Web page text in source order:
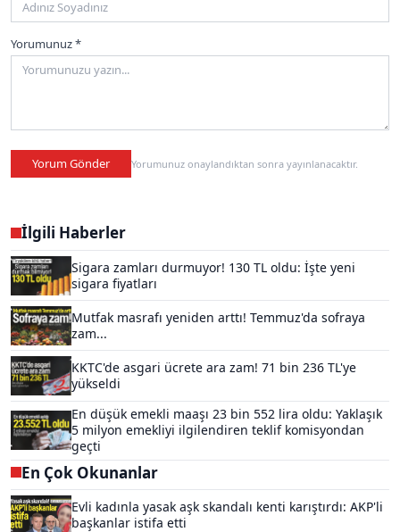
Yorumunuz *
Yorum Gönder Yorumunuz onaylandıktan sonra yayınlanacaktır.
İlgili Haberler
Sigara zamları durmuyor! 130 TL oldu: İşte yeni
sigara fiyatları
Mutfak masrafı yeniden arttı! Temmuz'da sofraya
zam...
KKTC'de asgari ücrete ara zam! 71 bin 236 TL'ye
yükseldi
En düşük emekli maaşı 23 bin 552 lira oldu: Yaklaşık
5 milyon emekliyi ilgilendiren teklif komisyondan
geçti
En Çok Okunanlar
Evli kadınla yasak aşk skandalı kenti karıştırdı: AKP'li
başkanlar istifa etti